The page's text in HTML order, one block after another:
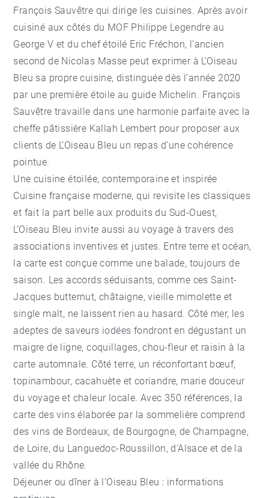
François Sauvêtre qui dirige les cuisines. Après avoir
cuisiné aux côtés du MOF Philippe Legendre au
George V et du chef étoilé Eric Fréchon, l’ancien
second de Nicolas Masse peut exprimer à L’Oiseau
Bleu sa propre cuisine, distinguée dès l’année 2020
par une première étoile au guide Michelin. François
Sauvêtre travaille dans une harmonie parfaite avec la
cheffe pâtissière Kallah Lembert pour proposer aux
clients de L’Oiseau Bleu un repas d’une cohérence
pointue.
Une cuisine étoilée, contemporaine et inspirée
Cuisine française moderne, qui revisite les classiques
et fait la part belle aux produits du Sud-Ouest,
L’Oiseau Bleu invite aussi au voyage à travers des
associations inventives et justes. Entre terre et océan,
la carte est conçue comme une balade, toujours de
saison. Les accords séduisants, comme ces Saint-
Jacques butternut, châtaigne, vieille mimolette et
single malt, ne laissent rien au hasard. Côté mer, les
adeptes de saveurs iodées fondront en dégustant un
maigre de ligne, coquillages, chou-fleur et raisin à la
carte automnale. Côté terre, un réconfortant bœuf,
topinambour, cacahuète et coriandre, marie douceur
du voyage et chaleur locale. Avec 350 références, la
carte des vins élaborée par la sommelière comprend
des vins de Bordeaux, de Bourgogne, de Champagne,
de Loire, du Languedoc-Roussillon, d’Alsace et de la
vallée du Rhône.
Déjeuner ou dîner à l’Oiseau Bleu : informations